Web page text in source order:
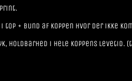
i top + bund af koppen hvor der ikke
holdbarhed i hele koppens levetid.